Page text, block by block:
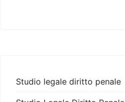
Studio legale diritto penale